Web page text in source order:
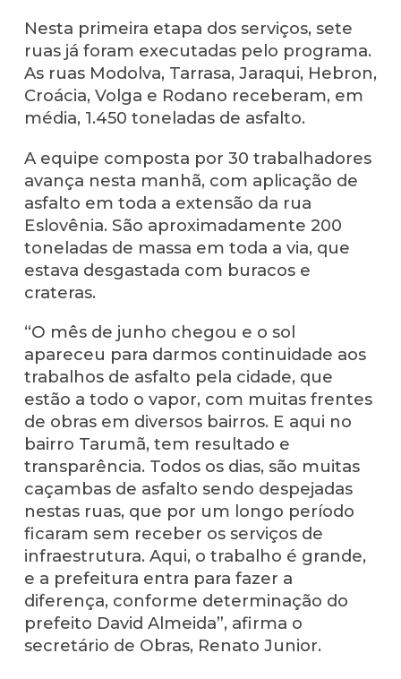
Nesta primeira etapa dos serviços, sete
ruas já foram executadas pelo programa.
As ruas Modolva, Tarrasa, Jaraqui, Hebron,
Croácia, Volga e Rodano receberam, em
média, 1.450 toneladas de asfalto.
A equipe composta por 30 trabalhadores
avança nesta manhã, com aplicação de
asfalto em toda a extensão da rua
Eslovênia. São aproximadamente 200
toneladas de massa em toda a via, que
estava desgastada com buracos e
crateras.
“O mês de junho chegou e o sol
apareceu para darmos continuidade aos
trabalhos de asfalto pela cidade, que
estão a todo o vapor, com muitas frentes
de obras em diversos bairros. E aqui no
bairro Tarumã, tem resultado e
transparência. Todos os dias, são muitas
caçambas de asfalto sendo despejadas
nestas ruas, que por um longo período
ficaram sem receber os serviços de
infraestrutura. Aqui, o trabalho é grande,
e a prefeitura entra para fazer a
diferença, conforme determinação do
prefeito David Almeida”, afirma o
secretário de Obras, Renato Junior.